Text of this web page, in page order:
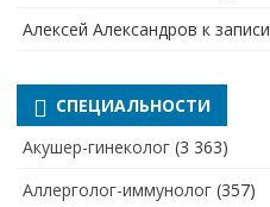
Алексей Александров к записи
СПЕЦИАЛЬНОСТИ
Акушер-гинеколог (3 363)
Аллерголог-иммунолог (357)